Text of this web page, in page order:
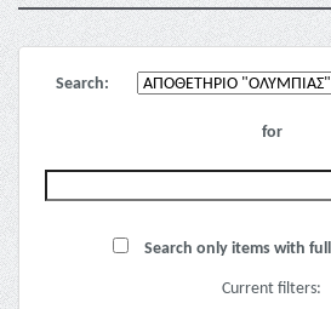
Search:
for
Search only items with
Current filters: